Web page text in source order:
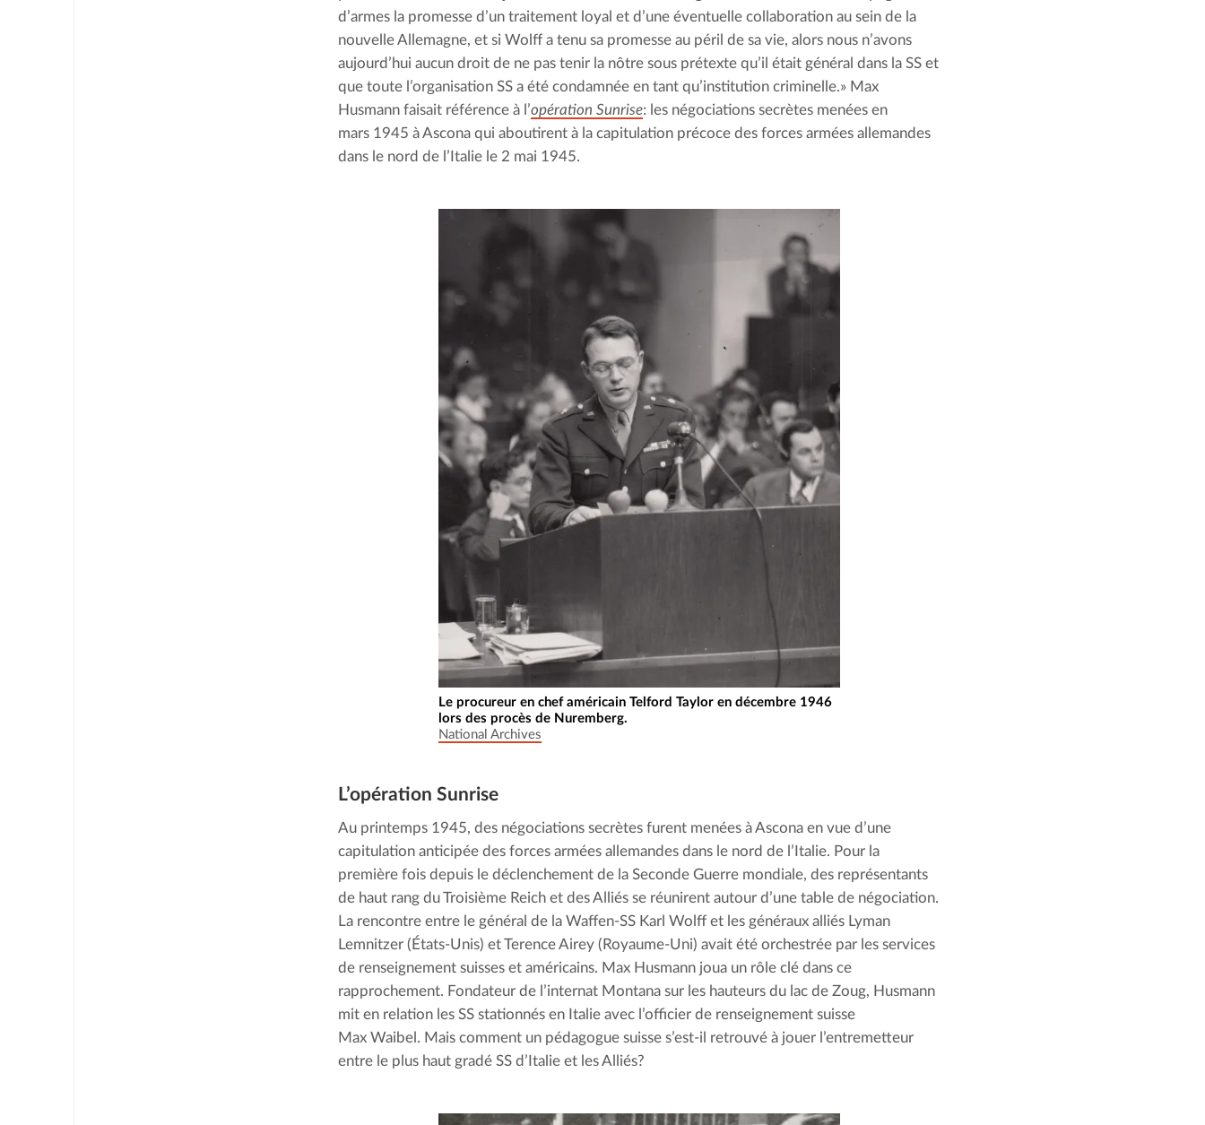
d’armes la promesse d’un traitement loyal et d’une éventuelle collaboration au sein de la
nouvelle Allemagne, et si Wolff a tenu sa promesse au péril de sa vie, alors nous n’avons
aujourd’hui aucun droit de ne pas tenir la nôtre sous prétexte qu’il était général dans la SS et
que toute l’organisation SS a été condamnée en tant qu’institution criminelle.» Max
Husmann faisait référence à l’opération Sunrise: les négociations secrètes menées en
mars 1945 à Ascona qui aboutirent à la capitulation précoce des forces armées allemandes
dans le nord de l’Italie le 2 mai 1945.
Le procureur en chef américain Telford Taylor en décembre 1946
lors des procès de Nuremberg.
National Archives
L’opération Sunrise
Au printemps 1945, des négociations secrètes furent menées à Ascona en vue d’une
capitulation anticipée des forces armées allemandes dans le nord de l’Italie. Pour la
première fois depuis le déclenchement de la Seconde Guerre mondiale, des représentants
de haut rang du Troisième Reich et des Alliés se réunirent autour d’une table de négociation.
La rencontre entre le général de la Waffen-SS Karl Wolff et les généraux alliés Lyman
Lemnitzer (États-Unis) et Terence Airey (Royaume-Uni) avait été orchestrée par les services
de renseignement suisses et américains. Max Husmann joua un rôle clé dans ce
rapprochement. Fondateur de l’internat Montana sur les hauteurs du lac de Zoug, Husmann
mit en relation les SS stationnés en Italie avec l’officier de renseignement suisse
Max Waibel. Mais comment un pédagogue suisse s’est-il retrouvé à jouer l’entremetteur
entre le plus haut gradé SS d’Italie et les Alliés?